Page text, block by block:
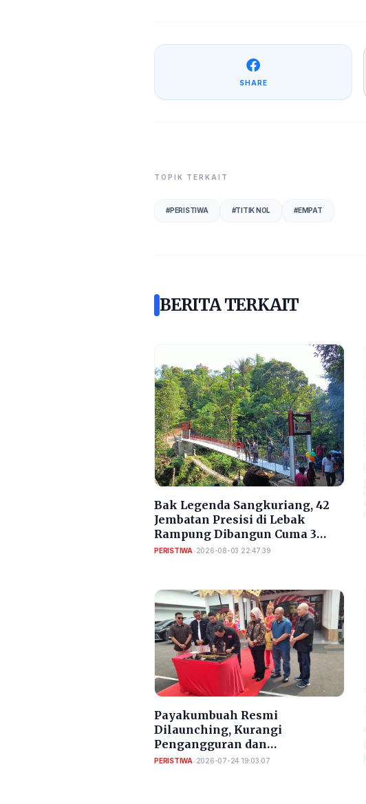
SHARE
TOPIK TERKAIT
#PERISTIWA #TITIK NOL #EMPAT
BERITA TERKAIT
Bak Legenda Sangkuriang, 42
Jembatan Presisi di Lebak
Rampung Dibangun Cuma 3
Bulan
PERISTIWA•2026-08-03 22:47:39
Payakumbuah Resmi
Dilaunching, Kurangi
Pengangguran dan
Meningkatkan PAD Kota
PERISTIWA•2026-07-24 19:03:07